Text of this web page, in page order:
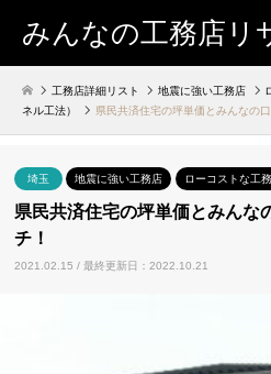
みんなの工務店リ
工務店詳細リスト 地震に強い工務店
ネル工法）
県民共済住宅の坪単価とみんなの
埼玉 地震に強い工務店 ローコストな工
県民共済住宅の坪単価とみんな
チ！
2021.02.15 / 最終更新日：2022.10.21